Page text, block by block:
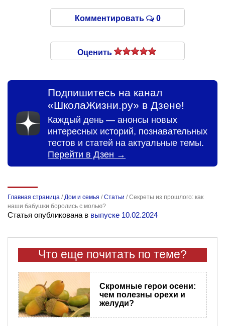
Комментировать 0
Оценить
Подпишитесь на канал
«ШколаЖизни.ру» в Дзене!
Каждый день — анонсы новых
интересных историй, познавательных
тестов и статей на актуальные темы.
Перейти в Дзен →
Главная страница / Дом и семья /Статьи /Секреты из прошлого: как
наши бабушки боролись с молью?
Статья опубликована в выпуске 10.02.2024
Что еще почитать по теме?
Скромные герои осени:
чем полезны орехи и
желуди?